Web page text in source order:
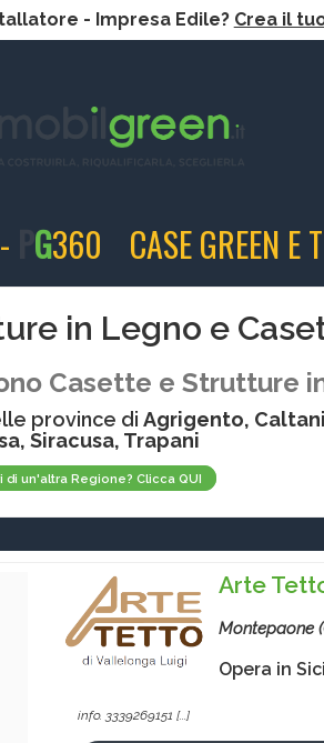
- Impresa Edile? Crea il
G360 CASE GREEN E
in Legno e
Casette e Strutture
province di Agrigento,
Siracusa, Trapani
un'altra Regione? Clicca QUI
Arte
Montepaone
Opera in
info. 3339269151 [...]